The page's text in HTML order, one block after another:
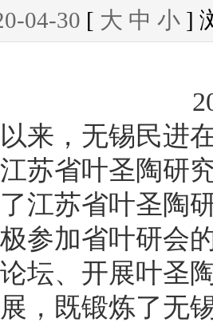
04-30 [ 大 中 小 ]
，无锡民进在
苏省叶圣陶研
江苏省叶圣陶
参加省叶研会
坛、开展叶圣
，既锻炼了无